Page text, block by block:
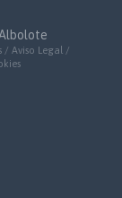
Albolote
/ Aviso Legal
/